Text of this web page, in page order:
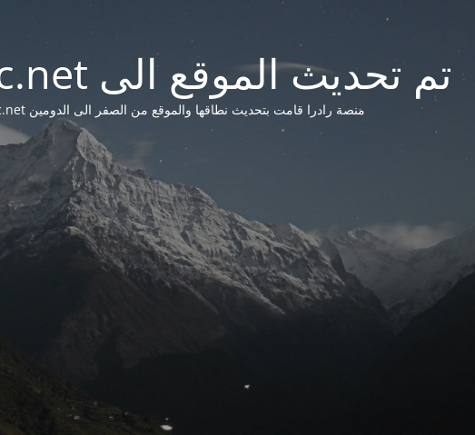
تم تحديث الموقع الى Radarfc.net
منصة رادرا قامت بتحديث نطاقها والموقع من الصفر الى الدومين Radarfc.net